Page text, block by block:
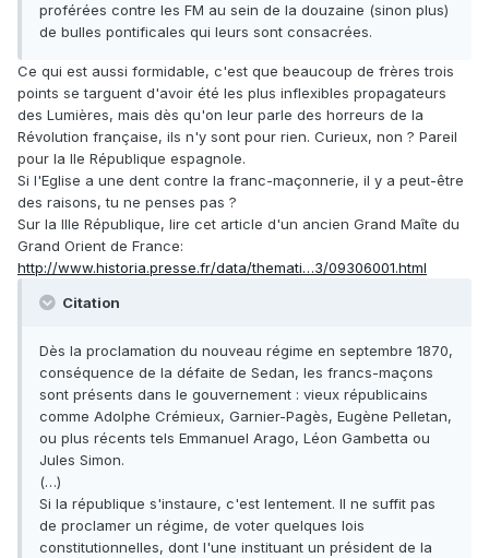
proférées contre les FM au sein de la douzaine (sinon plus)
de bulles pontificales qui leurs sont consacrées.
Ce qui est aussi formidable, c'est que beaucoup de frères trois
points se targuent d'avoir été les plus inflexibles propagateurs
des Lumières, mais dès qu'on leur parle des horreurs de la
Révolution française, ils n'y sont pour rien. Curieux, non ? Pareil
pour la IIe République espagnole.
Si l'Eglise a une dent contre la franc-maçonnerie, il y a peut-être
des raisons, tu ne penses pas ?
Sur la IIIe République, lire cet article d'un ancien Grand Maîte du
Grand Orient de France:
http://www.historia.presse.fr/data/themati…3/09306001.html
Citation
Dès la proclamation du nouveau régime en septembre 1870,
conséquence de la défaite de Sedan, les francs-maçons
sont présents dans le gouvernement : vieux républicains
comme Adolphe Crémieux, Garnier-Pagès, Eugène Pelletan,
ou plus récents tels Emmanuel Arago, Léon Gambetta ou
Jules Simon.
(…)
Si la république s'instaure, c'est lentement. Il ne suffit pas
de proclamer un régime, de voter quelques lois
constitutionnelles, dont l'une instituant un président de la